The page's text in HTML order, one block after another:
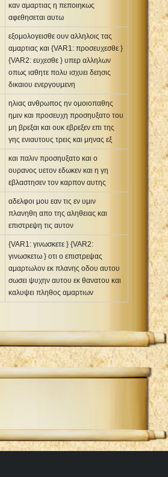
καν αμαρτιας η πεποιηκως
αφεθησεται αυτω
εξομολογεισθε ουν αλληλοις τας
αμαρτιας και {VAR1: προσευχεσθε }
{VAR2: ευχεσθε } υπερ αλληλων
οπως ιαθητε πολυ ισχυει δεησις
δικαιου ενεργουμενη
ηλιας ανθρωπος ην ομοιοπαθης
ημιν και προσευχη προσηυξατο του
μη βρεξαι και ουκ εβρεξεν επι της
γης ενιαυτους τρεις και μηνας εξ
και παλιν προσηυξατο και ο
ουρανος υετον εδωκεν και η γη
εβλαστησεν τον καρπον αυτης
αδελφοι μου εαν τις εν υμιν
πλανηθη απο της αληθειας και
επιστρεψη τις αυτον
{VAR1: γινωσκετε } {VAR2:
γινωσκετω } οτι ο επιστρεψας
αμαρτωλον εκ πλανης οδου αυτου
σωσει ψυχην αυτου εκ θανατου και
καλυψει πληθος αμαρτιων